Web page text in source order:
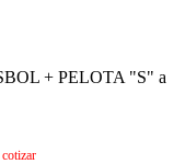
+ PELOTA "S" a